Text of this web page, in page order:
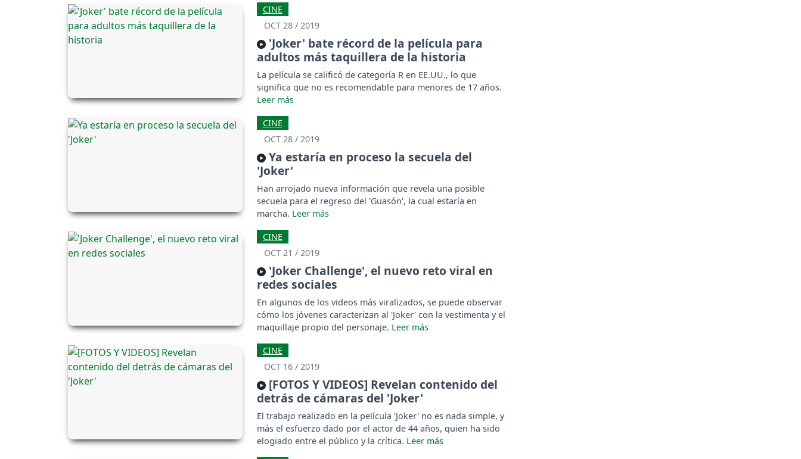
CINE
OCT 28 / 2019
'Joker' bate récord de la película para
adultos más taquillera de la historia
La película se calificó de categoría R en EE.UU., lo que
significa que no es recomendable para menores de 17 años.
CINE
OCT 28 / 2019
Ya estaría en proceso la secuela del
'Joker'
Han arrojado nueva información que revela una posible
secuela para el regreso del 'Guasón', la cual estaría en
marcha.
CINE
OCT 21 / 2019
'Joker Challenge', el nuevo reto viral en
redes sociales
En algunos de los videos más viralizados, se puede observar
cómo los jóvenes caracterizan al 'Joker' con la vestimenta y el
maquillaje propio del personaje.
CINE
OCT 16 / 2019
[FOTOS Y VIDEOS] Revelan contenido del
detrás de cámaras del 'Joker'
El trabajo realizado en la película 'Joker' no es nada simple, y
más el esfuerzo dado por el actor de 44 años, quien ha sido
elogiado entre el público y la crítica.